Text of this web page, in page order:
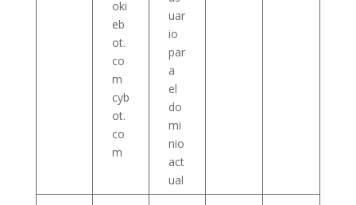
oki
eb
ot.
co
m
cyb
ot.
co
m
uar
io
par
a
el
do
mi
nio
act
ual